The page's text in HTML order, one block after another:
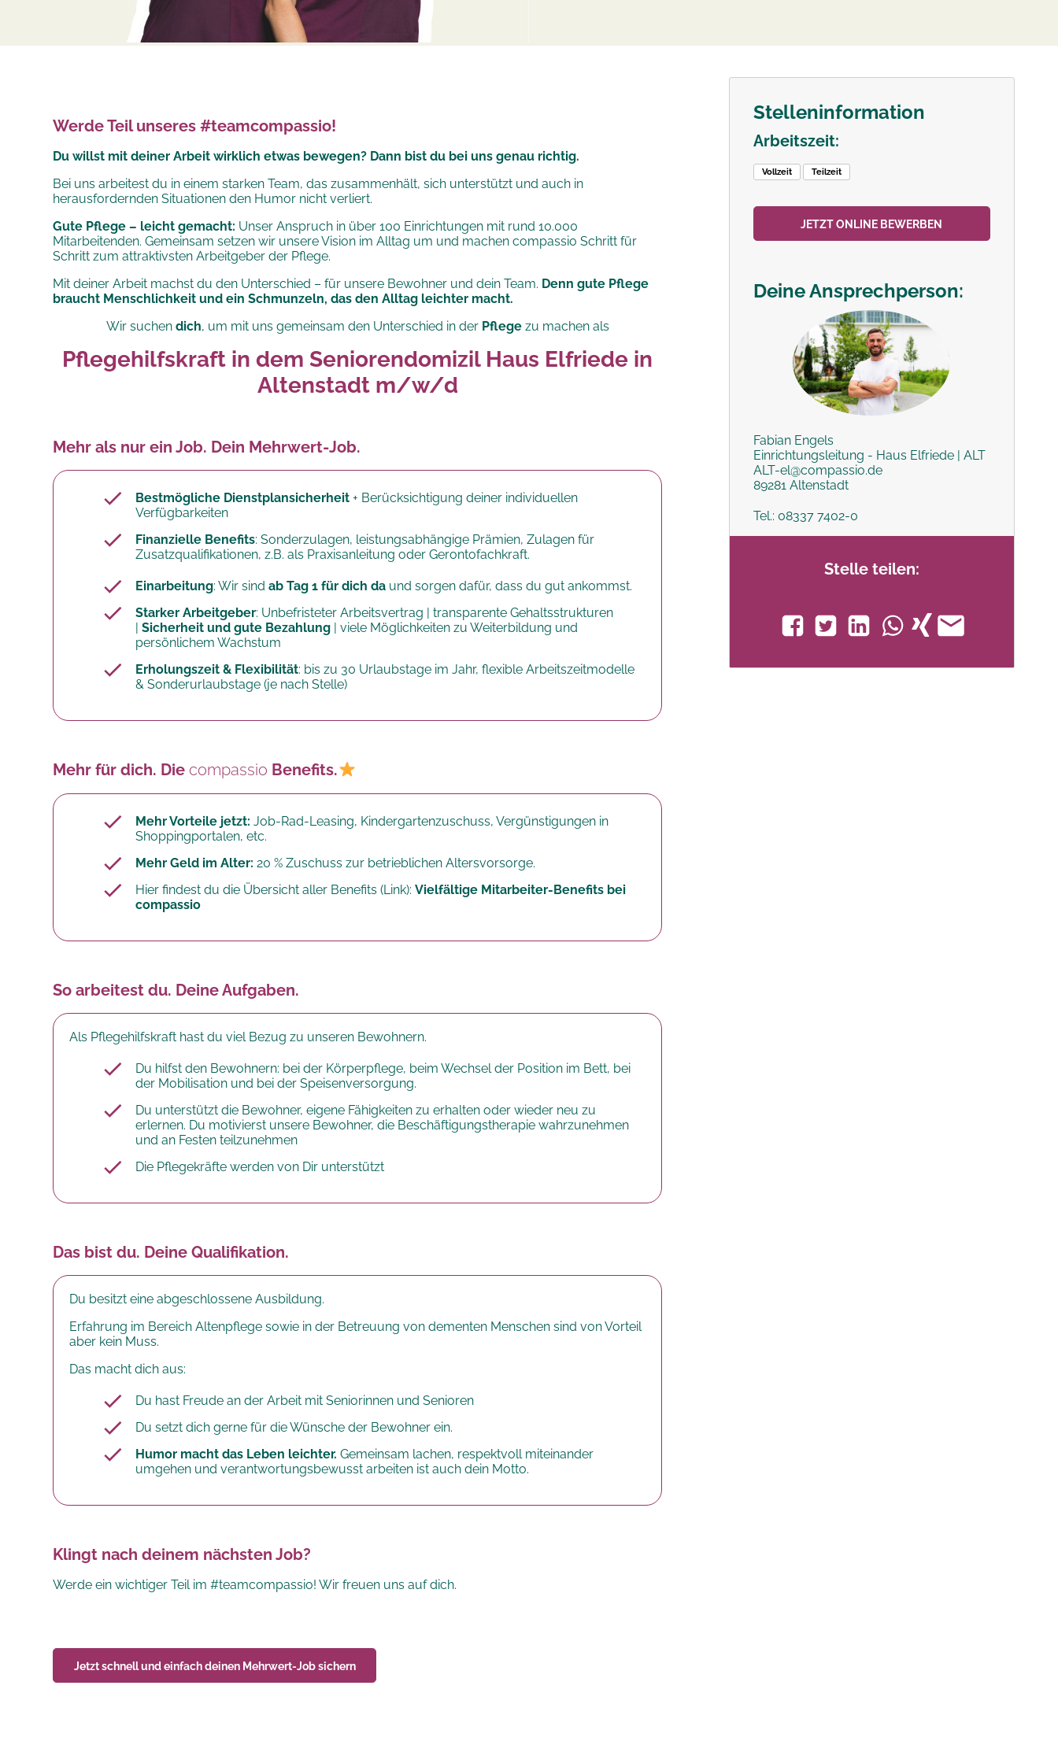
Werde Teil unseres #teamcompassio!
Du willst mit deiner Arbeit wirklich etwas bewegen? Dann bist du bei uns genau richtig.
Bei uns arbeitest du in einem starken Team, das zusammenhält, sich unterstützt und auch in
herausfordernden Situationen den Humor nicht verliert.
Gute Pflege – leicht gemacht: Unser Anspruch in über 100 Einrichtungen mit rund 10.000
Mitarbeitenden. Gemeinsam setzen wir unsereVision im Alltag um und machen compassio Schritt für
Schritt zum attraktivsten Arbeitgeber der Pflege.
Mit deiner Arbeit machst du den Unterschied – für unsere Bewohner und dein Team. Denn gute Pflege
braucht Menschlichkeit und ein Schmunzeln, das den Alltag leichter macht.
Wir suchen dich, um mit uns gemeinsam den Unterschied in der Pflegezu machen als
Pflegehilfskraft in dem Seniorendomizil Haus Elfriede in
Altenstadt m/w/d
Mehr als nur ein Job. Dein Mehrwert-Job.
Bestmögliche Dienstplansicherheit + Berücksichtigung deiner individuellen
Verfügbarkeiten
Finanzielle Benefits: Sonderzulagen, leistungsabhängige Prämien, Zulagen für
Zusatzqualifikationen, z.B. als Praxisanleitung oder Gerontofachkraft.
Einarbeitung: Wir sindab Tag 1 für dich da und sorgen dafür, dass du gut ankommst.
Starker Arbeitgeber: Unbefristeter Arbeitsvertrag | transparente Gehaltsstrukturen
|Sicherheit und gute Bezahlung | viele Möglichkeiten zu Weiterbildung und
persönlichem Wachstum
Erholungszeit & Flexibilität: bis zu 30 Urlaubstage im Jahr, flexible Arbeitszeitmodelle
& Sonderurlaubstage (je nach Stelle)
Mehr für dich. Diecompassio Benefits.
Mehr Vorteile jetzt:Job-Rad-Leasing, Kindergartenzuschuss, Vergünstigungen in
Shoppingportalen, etc.
Mehr Geld im Alter: 20 % Zuschuss zur betrieblichen Altersvorsorge.​
Hier findest du die Übersicht aller Benefits (Link):Vielfältige Mitarbeiter-Benefits bei
compassio
So arbeitest du. Deine Aufgaben.
Als Pflegehilfskraft hast du viel Bezug zu unseren Bewohnern.
Du hilfst den Bewohnern: bei der Körperpflege, beim Wechsel der Position im Bett, bei
der Mobilisation und bei der Speisenversorgung.
Du unterstützt die Bewohner, eigene Fähigkeiten zu erhalten oder wieder neu zu
erlernen. Du motivierst unsere Bewohner, die Beschäftigungstherapie wahrzunehmen
und an Festen teilzunehmen
Die Pflegekräfte werden von Dir unterstützt
Das bist du. Deine Qualifikation.
Du besitzt eine abgeschlossene Ausbildung.
Erfahrung im Bereich Altenpflege sowie in der Betreuung von dementen Menschen sind von Vorteil
aber kein Muss.
Das macht dich aus:
Du hast Freude an der Arbeit mit Seniorinnen und Senioren
Du setzt dich gerne für die Wünsche der Bewohner ein.
Humor macht das Leben leichter. Gemeinsam lachen, respektvoll miteinander
umgehen und verantwortungsbewusst arbeiten ist auch dein Motto.
Klingt nach deinem nächsten Job?
Werde ein wichtiger Teil im #teamcompassio! Wir freuen uns auf dich.
Jetzt schnell und einfach deinen Mehrwert-Jobsichern
Stelleninformation
Arbeitszeit:
Vollzeit Teilzeit
JETZT ONLINE BEWERBEN
Deine Ansprechperson:
Fabian Engels
Einrichtungsleitung - Haus Elfriede | ALT
ALT-el@compassio.de
89281 Altenstadt
Tel.: 08337 7402-0
Stelle teilen: